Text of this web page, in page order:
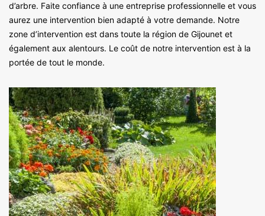
d’arbre. Faite confiance à une entreprise professionnelle et vous
aurez une intervention bien adapté à votre demande. Notre
zone d’intervention est dans toute la région de Gijounet et
également aux alentours. Le coût de notre intervention est à la
portée de tout le monde.